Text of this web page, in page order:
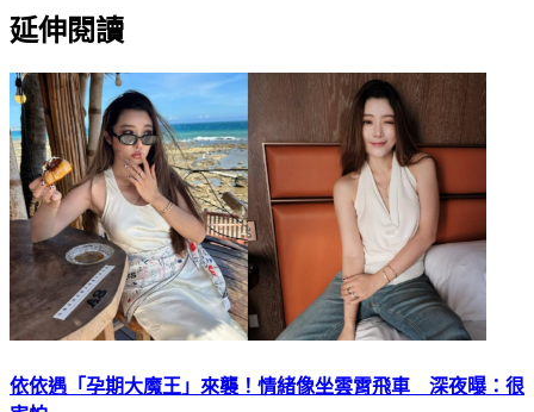
延伸閱讀
依依遇「孕期大魔王」來襲！情緒像坐雲霄飛車 深夜曝：很